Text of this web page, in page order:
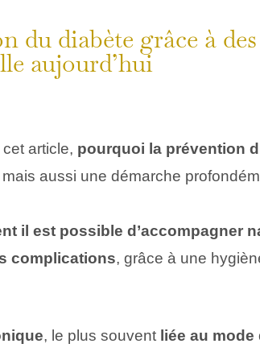
du diabète grâce à
aujourd’hui
article, pourquoi la prévention
mais aussi une démarche
il est possible d’accompagner
complications, grâce à une
, le plus souvent liée au mode